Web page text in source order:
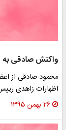
صادقی به
صادقی از
زاهدی رییس
۲۶ بهمن ۱۳۹۵